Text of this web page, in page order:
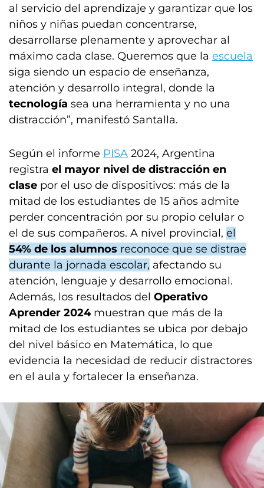
al servicio del aprendizaje y garantizar que los
niños y niñas puedan concentrarse,
desarrollarse plenamente y aprovechar al
máximo cada clase. Queremos que la escuela
siga siendo un espacio de enseñanza,
atención y desarrollo integral, donde la
tecnología sea una herramienta y no una
distracción”, manifestó Santalla.
Según el informe PISA 2024, Argentina
registra el mayor nivel de distracción en
clase por el uso de dispositivos: más de la
mitad de los estudiantes de 15 años admite
perder concentración por su propio celular o
el de sus compañeros. A nivel provincial, el
54% de los alumnos reconoce que se distrae
durante la jornada escolar, afectando su
atención, lenguaje y desarrollo emocional.
Además, los resultados del Operativo
Aprender 2024 muestran que más de la
mitad de los estudiantes se ubica por debajo
del nivel básico en Matemática, lo que
evidencia la necesidad de reducir distractores
en el aula y fortalecer la enseñanza.